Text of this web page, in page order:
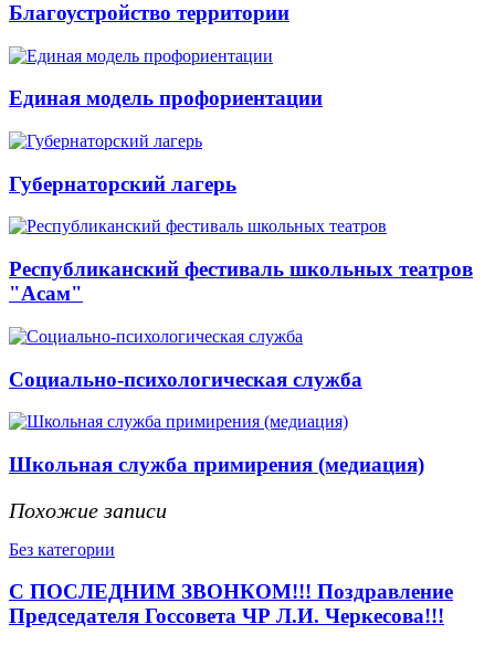
Благоустройство территории
Единая модель профориентации
Губернаторский лагерь
Республиканский фестиваль школьных театров
"Асам"
Социально-психологическая служба
Школьная служба примирения (медиация)
Похожие записи
Без категории
С ПОСЛЕДНИМ ЗВОНКОМ!!! Поздравление
Председателя Госсовета ЧР Л.И. Черкесова!!!